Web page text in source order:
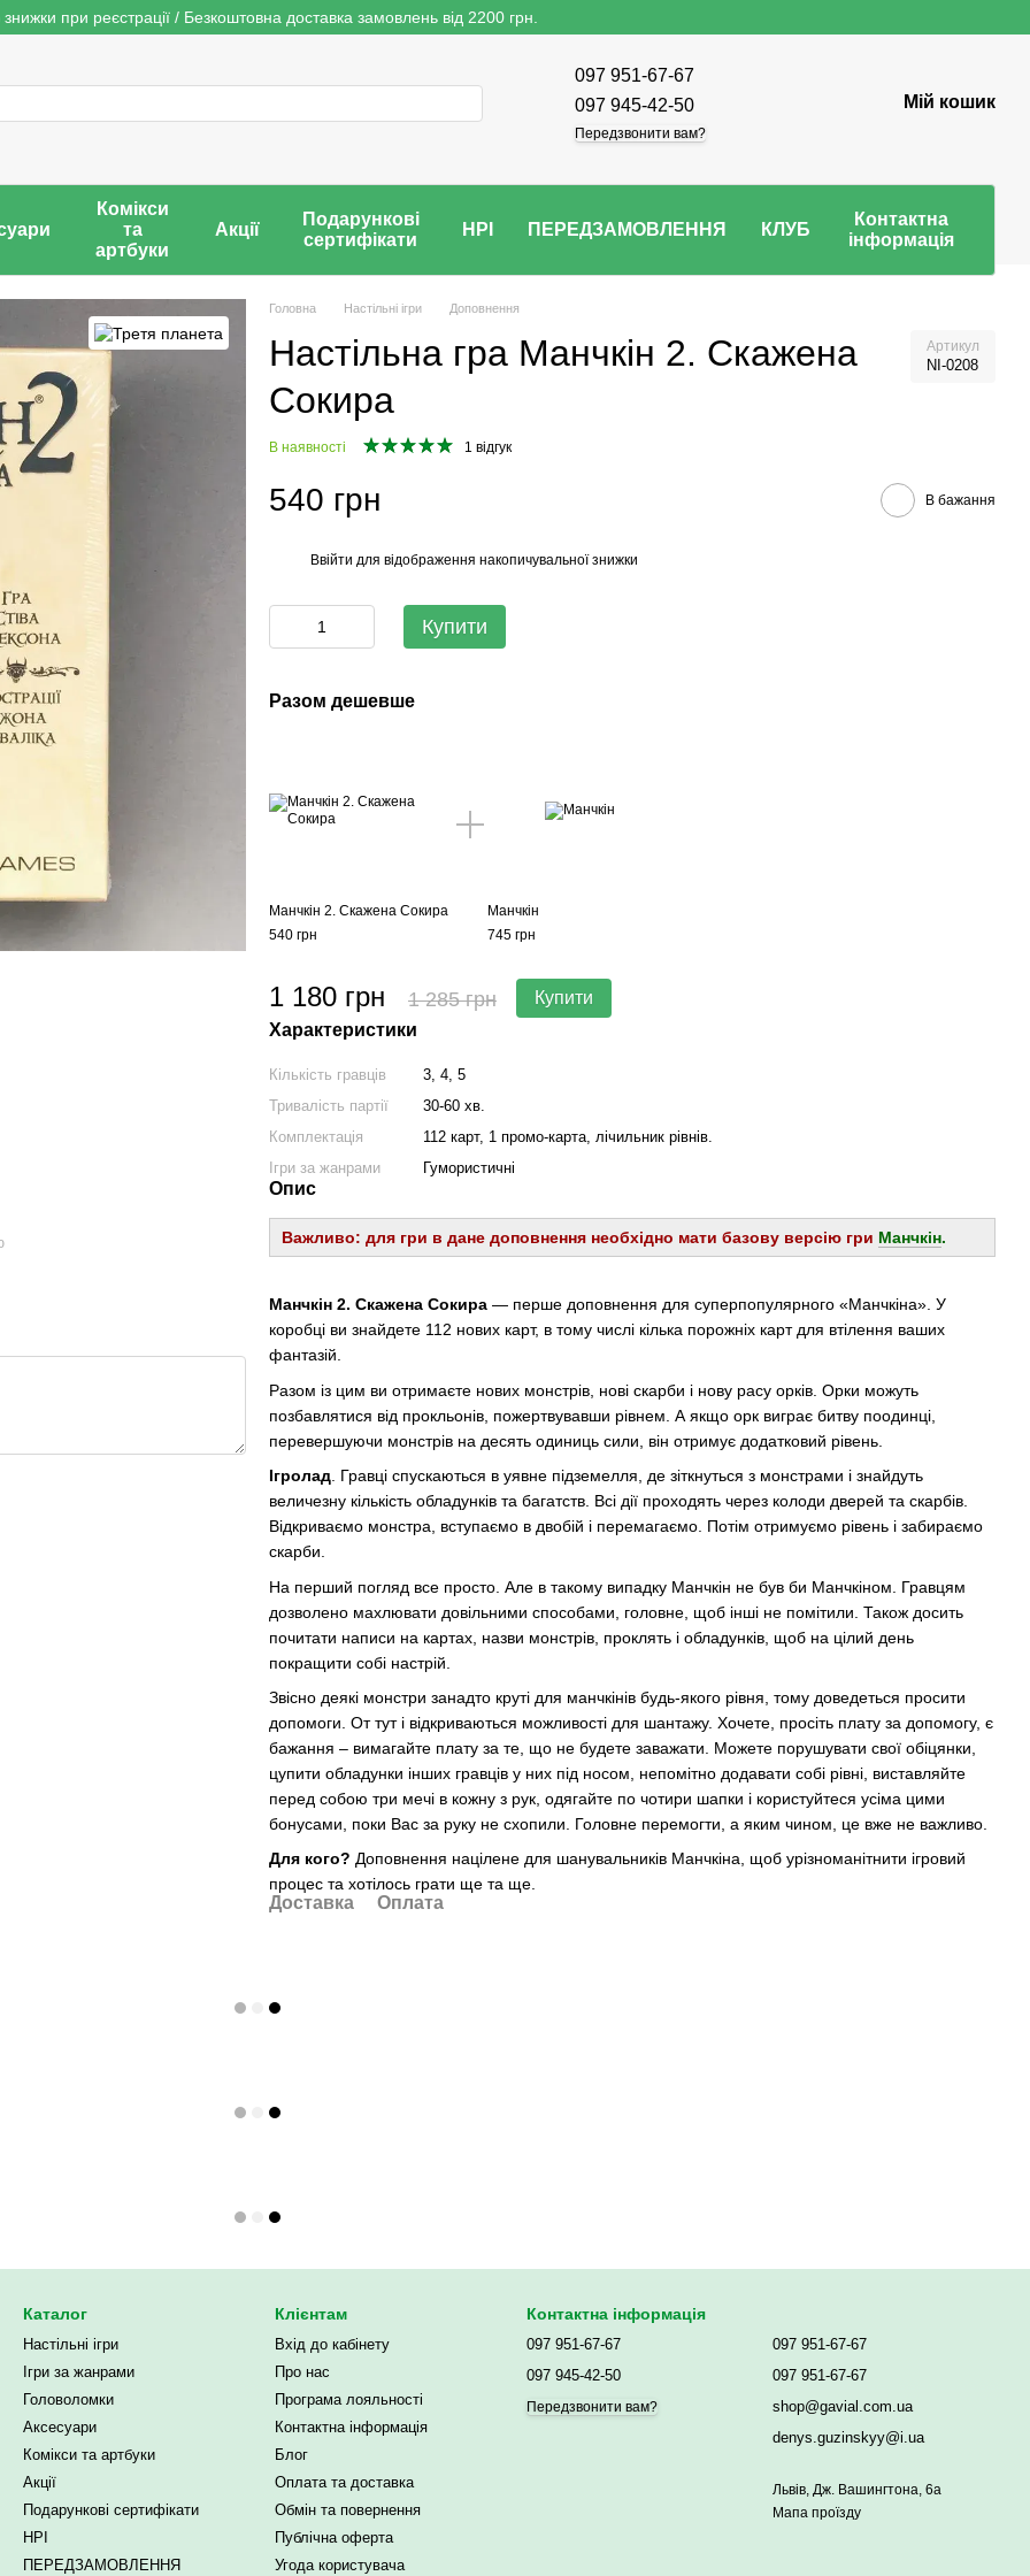
знижки при реєстрації / Безкоштовна доставка замовлень від 2200 грн.
097 951-67-67
097 945-42-50
Передзвонити вам?
Мій кошик
Комікси
та
артбуки
Акції
Подарункові
сертифікати
НРІ ПЕРЕДЗАМОВЛЕННЯ КЛУБ
Контактна
інформація
Головна Настільні ігри Доповнення
Настільна гра Манчкін 2. Скажена
Сокира
Артикул
NI-0208
В наявності 1 відгук
540 грн В бажання
Ввійти для відображення накопичувальної знижки
Купити
Разом дешевше
Манчкін 2. Скажена Сокира
540 грн
Манчкін
745 грн
1 180 грн 1 285 грн
Купити
Характеристики
Кількість гравців
3, 4, 5
Тривалість партії
30-60 хв.
Комплектація
112 карт, 1 промо-карта, лічильник рівнів.
Ігри за жанрами
Гумористичні
Опис
Важливо: для гри в дане доповнення необхідно мати базову версію гри Манчкін.
Манчкін 2. Скажена Сокира — перше доповнення для суперпопулярного «Манчкіна». У
коробці ви знайдете 112 нових карт, в тому числі кілька порожніх карт для втiлення ваших
фантазій.
Разом із цим ви отримаєте нових монстрів, нові скарби і нову расу орків. Орки можуть
позбавлятися від прокльонів, пожертвувавши рівнем. А якщо орк виграє битву поодинці,
перевершуючи монстрів на десять одиниць сили, він отримує додатковий рівень.
Ігролад . Гравці спускаються в уявне підземелля, де зіткнуться з монстрами і знайдуть
величезну кількість обладунків та багатств. Всі дії проходять через колоди дверей та скарбів.
Відкриваємо монстра, вступаємо в двобій і перемагаємо. Потім отримуємо рівень і забираємо
скарби.
На перший погляд все просто. Але в такому випадку Манчкін не був би Манчкіном. Гравцям
дозволено махлювати довільними способами, головне, щоб інші не помітили. Також досить
почитати написи на картах, назви монстрів, проклять і обладунків, щоб на цілий день
покращити собі настрій.
Звісно деякі монстри занадто круті для манчкінів будь-якого рівня, тому доведеться просити
допомоги. От тут і відкриваються можливості для шантажу. Хочете, просіть плату за допомогу, є
бажання – вимагайте плату за те, що не будете заважати. Можете порушувати свої обіцянки,
цупити обладунки інших гравців у них під носом, непомітно додавати собі рівні, виставляйте
перед собою три мечі в кожну з рук, одягайте по чотири шапки і користуйтеся усіма цими
бонусами, поки Вас за руку не схопили. Головне перемогти, а яким чином, це вже не важливо.
Для кого? Доповнення націлене для шанувальників Манчкіна, щоб урізноманітнити ігровий
процес та хотілось грати ще та ще.
Доставка Оплата
Каталог
Настільні ігри
Ігри за жанрами
Головоломки
Аксесуари
Комікси та артбуки
Акції
Подарункові сертифікати
НРІ
ПЕРЕДЗАМОВЛЕННЯ
Клієнтам
Вхід до кабінету
Про нас
Програма лояльності
Контактна інформація
Блог
Оплата та доставка
Обмін та повернення
Публічна оферта
Угода користувача
Контактна інформація
097 951-67-67
097 945-42-50
Передзвонити вам?
097 951-67-67
097 951-67-67
shop@gavial.com.ua
denys.guzinskyy@i.ua
Львів, Дж. Вашингтона, 6а
Мапа проїзду